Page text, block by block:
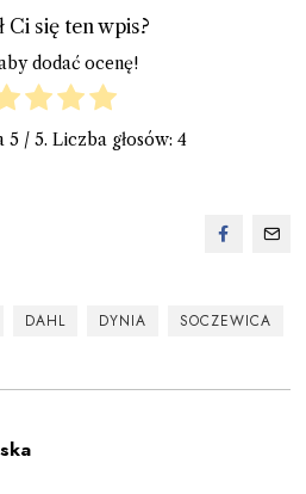
Ci się ten wpis?
dodać ocenę!
5/ 5. Liczba głosów: 4
DAHL DYNIA SOCZEWICA